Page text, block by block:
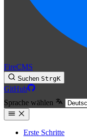
FireCMS
Suchen StrgK
GitHub
Sprache wählen
Erste Schritte